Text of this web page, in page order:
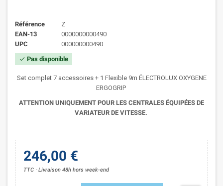
Référence
Z
EAN-13
0000000000490
UPC
000000000490
check Pas disponible
Set complet 7 accessoires + 1 Flexible 9m ÉLECTROLUX OXYGENE
ERGOGRIP
ATTENTION UNIQUEMENT POUR LES CENTRALES ÉQUIPÉES DE
VARIATEUR DE VITESSE.
246,00 €
TTC Livraison 48h hors week-end